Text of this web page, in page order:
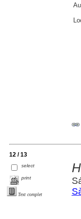
12 / 13
select
print
Text complet